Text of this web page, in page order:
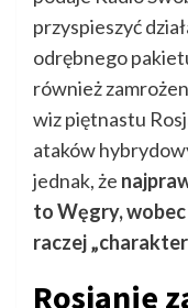
przyspieszyć
odrębnego
również
wiz piętnastu
ataków
jednak, że
to Węgry, wobec
raczej
Rosjanie